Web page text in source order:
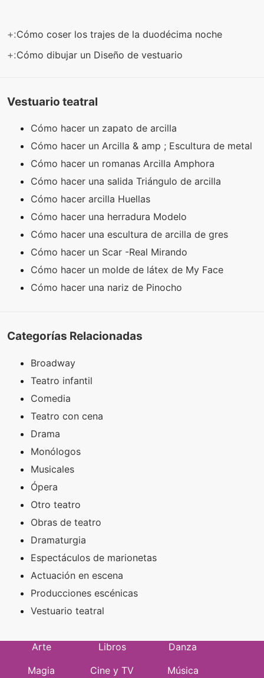
+:Cómo coser los trajes de la duodécima noche
+:Cómo dibujar un Diseño de vestuario
Vestuario teatral
Cómo hacer un zapato de arcilla
Cómo hacer un Arcilla & amp ; Escultura de metal
Cómo hacer un romanas Arcilla Amphora
Cómo hacer una salida Triángulo de arcilla
Cómo hacer arcilla Huellas
Cómo hacer una herradura Modelo
Cómo hacer una escultura de arcilla de gres
Cómo hacer un Scar -Real Mirando
Cómo hacer un molde de látex de My Face
Cómo hacer una nariz de Pinocho
Categorías Relacionadas
Broadway
Teatro infantil
Comedia
Teatro con cena
Drama
Monólogos
Musicales
Ópera
Otro teatro
Obras de teatro
Dramaturgia
Espectáculos de marionetas
Actuación en escena
Producciones escénicas
Vestuario teatral
Arte Libros
Danza
Magia
Cine y TV Música